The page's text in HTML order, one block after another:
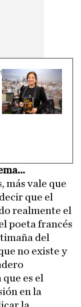
más vale que
que el
realmente el
poeta francés
del
no existe y
es el
en la